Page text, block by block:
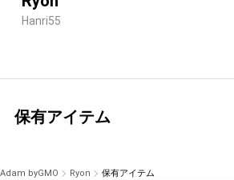
Hanri55
保有アイテム
Adam byGMO Ryon 保有アイテム